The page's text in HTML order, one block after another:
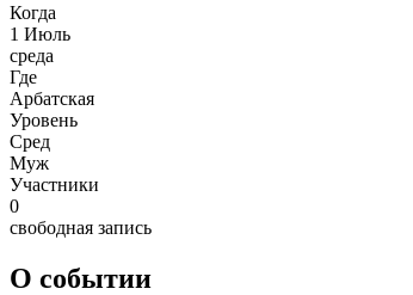
Когда
1 Июль
среда
Где
Арбатская
Уровень
Сред
Муж
Участники
0
свободная запись
О событии